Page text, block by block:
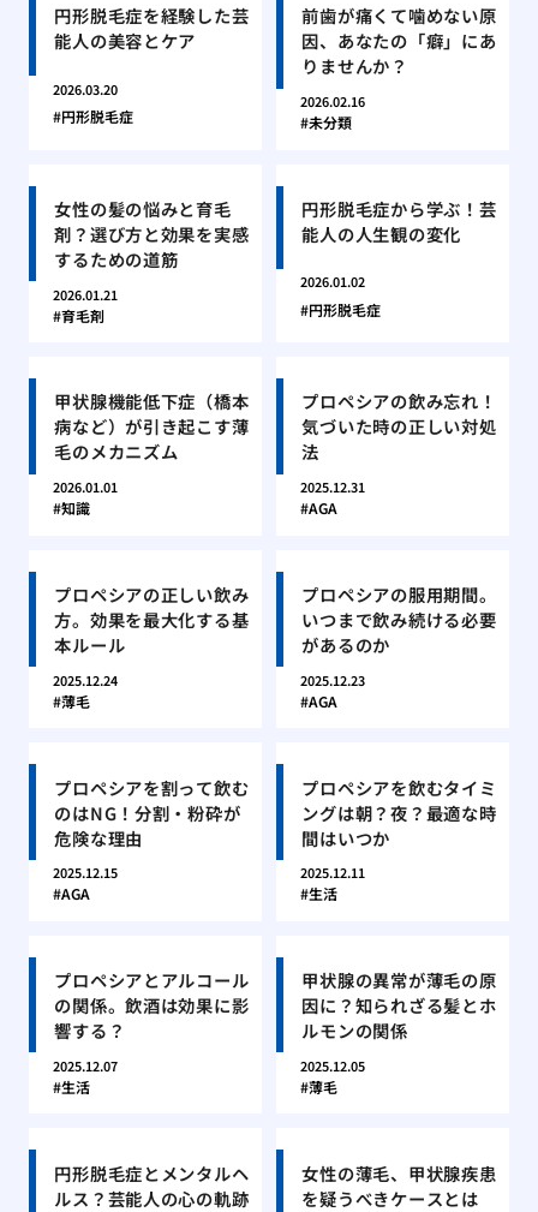
円形脱毛症を経験した芸
能人の美容とケア
2026.03.20
円形脱毛症
前歯が痛くて噛めない原
因、あなたの「癖」にあ
りませんか？
2026.02.16
未分類
女性の髪の悩みと育毛
剤？選び方と効果を実感
するための道筋
2026.01.21
育毛剤
円形脱毛症から学ぶ！芸
能人の人生観の変化
2026.01.02
円形脱毛症
甲状腺機能低下症（橋本
病など）が引き起こす薄
毛のメカニズム
2026.01.01
知識
プロペシアの飲み忘れ！
気づいた時の正しい対処
法
2025.12.31
AGA
プロペシアの正しい飲み
方。効果を最大化する基
本ルール
2025.12.24
薄毛
プロペシアの服用期間。
いつまで飲み続ける必要
があるのか
2025.12.23
AGA
プロペシアを割って飲む
のはNG！分割・粉砕が
危険な理由
2025.12.15
AGA
プロペシアを飲むタイミ
ングは朝？夜？最適な時
間はいつか
2025.12.11
生活
プロペシアとアルコール
の関係。飲酒は効果に影
響する？
2025.12.07
生活
甲状腺の異常が薄毛の原
因に？知られざる髪とホ
ルモンの関係
2025.12.05
薄毛
円形脱毛症とメンタルヘ
ルス？芸能人の心の軌跡
女性の薄毛、甲状腺疾患
を疑うべきケースとは